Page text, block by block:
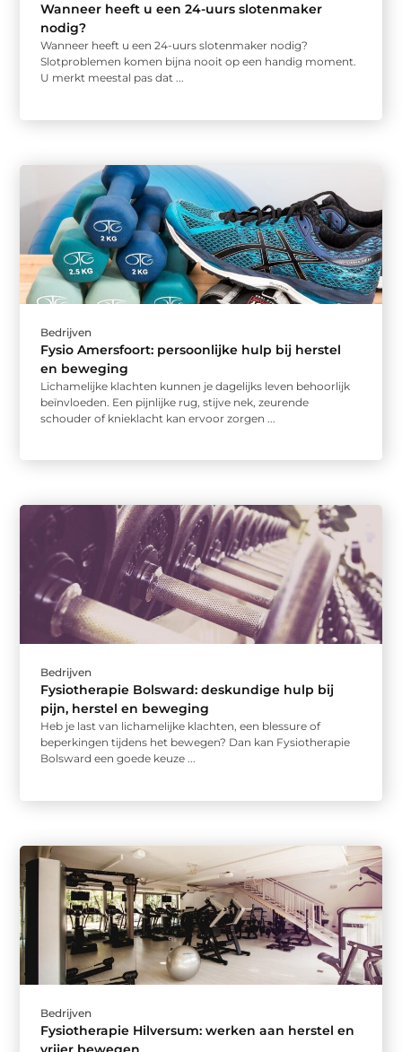
Wanneer heeft u een 24-uurs slotenmaker
nodig?
Wanneer heeft u een 24-uurs slotenmaker nodig?
Slotproblemen komen bijna nooit op een handig moment.
U merkt meestal pas dat ...
Bedrijven
Fysio Amersfoort: persoonlijke hulp bij herstel
en beweging
Lichamelijke klachten kunnen je dagelijks leven behoorlijk
beïnvloeden. Een pijnlijke rug, stijve nek, zeurende
schouder of knieklacht kan ervoor zorgen ...
Bedrijven
Fysiotherapie Bolsward: deskundige hulp bij
pijn, herstel en beweging
Heb je last van lichamelijke klachten, een blessure of
beperkingen tijdens het bewegen? Dan kan Fysiotherapie
Bolsward een goede keuze ...
Bedrijven
Fysiotherapie Hilversum: werken aan herstel en